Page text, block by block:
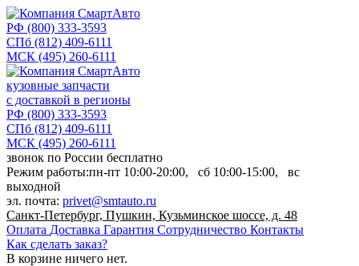
РФ (800) 333-3593
СПб (812) 409-6111
МСК (495) 260-6111
кузовные запчасти
с доставкой в регионы
РФ (800) 333-3593
СПб (812) 409-6111
МСК (495) 260-6111
звонок по России бесплатно
Режим работы:пн-пт 10:00-20:00, сб 10:00-15:00, вс
выходной
эл. почта: privet@smtauto.ru
Санкт-Петербург, Пушкин, Кузьминское шоссе, д. 48
Оплата Доставка Гарантия Сотрудничество Контакты
Как сделать заказ?
В корзине ничего нет.